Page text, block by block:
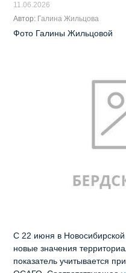
11.06.2026
Автор: Галина Жильцова
Фото Галины Жильцовой
С 22 июня в Новосибирской
новые значения
показатель учитывается